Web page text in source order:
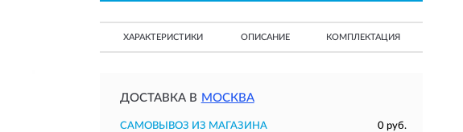
ХАРАКТЕРИСТИКИ ОПИСАНИЕ КОМПЛЕКТАЦИЯ
ДОСТАВКА В МОСКВА
САМОВЫВОЗ ИЗ МАГАЗИНА
0 руб.